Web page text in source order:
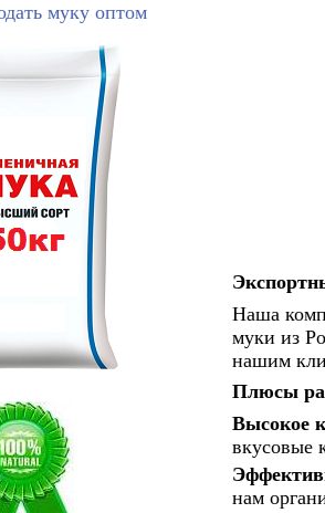
муку оптом
Наша
муки из
нашим
Плюсы
Высокое
вкусовые
нам